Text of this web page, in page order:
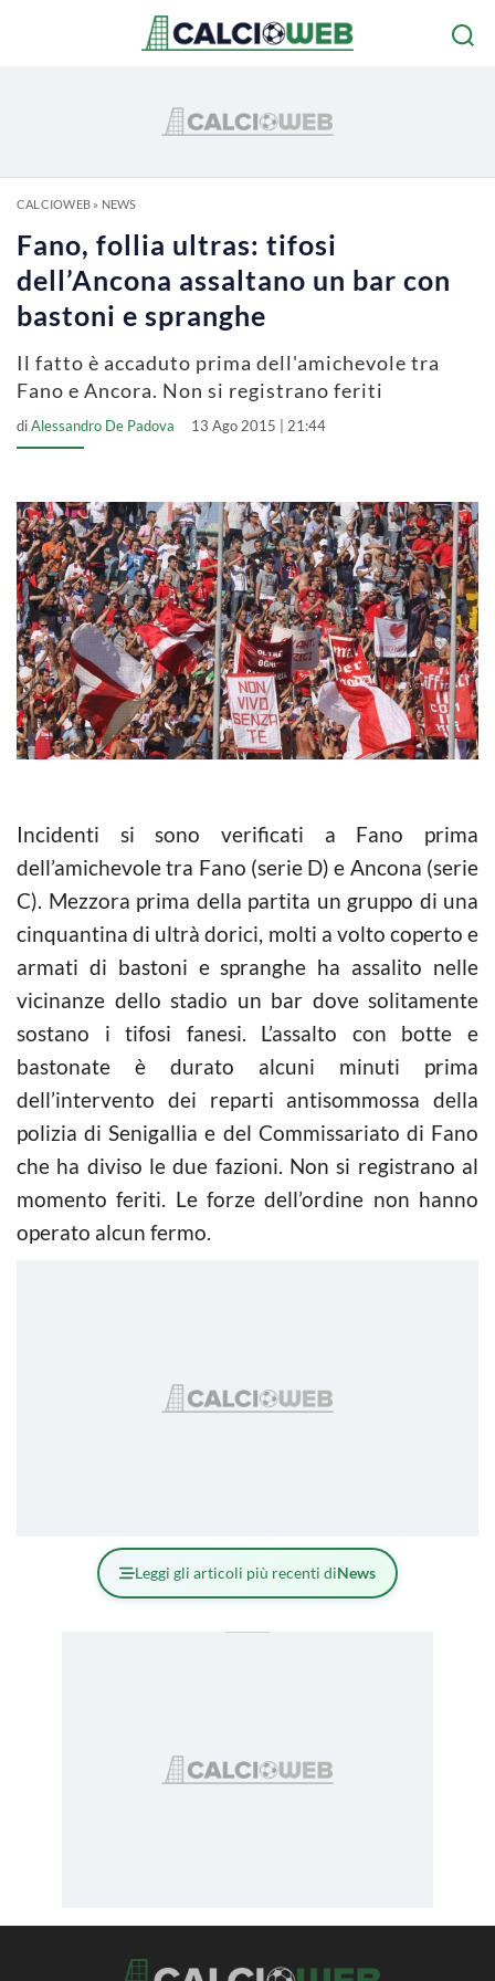
CALCIOWEB» NEWS
Fano, follia ultras: tifosi
dell’Ancona assaltano un bar con
bastoni e spranghe
Il fatto è accaduto prima dell'amichevole tra
Fano e Ancora. Non si registrano feriti
diAlessandro De Padova 13 Ago 2015 | 21:44
Incidenti si sono verificati a Fano prima
dell’amichevole tra Fano (serie D) e Ancona (serie
C). Mezzora prima della partita un gruppo di una
cinquantina di ultrà dorici, molti a volto coperto e
armati di bastoni e spranghe ha assalito nelle
vicinanze dello stadio un bar dove solitamente
sostano i tifosi fanesi. L’assalto con botte e
bastonate è durato alcuni minuti prima
dell’intervento dei reparti antisommossa della
polizia di Senigallia e del Commissariato di Fano
che ha diviso le due fazioni. Non si registrano al
momento feriti. Le forze dell’ordine non hanno
operato alcun fermo.
Leggi gli articoli più recenti diNews